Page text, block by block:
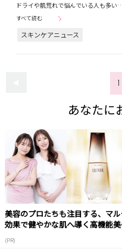
ドライや肌荒れで悩んでいる人も多い
すべて読む
スキンケアニュース
1
あなたに
美容のプロたちも注目する、マ
効果で健やかな肌へ導く高機能
(PR)